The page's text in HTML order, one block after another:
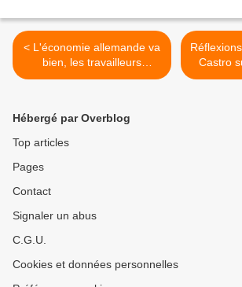
< L'économie allemande va
bien, les travailleurs
Allemands beaucoup
colère populaire…
Castro
Ben
Hébergé par Overblog
Top articles
Pages
Contact
Signaler un abus
C.G.U.
Cookies et données personnelles